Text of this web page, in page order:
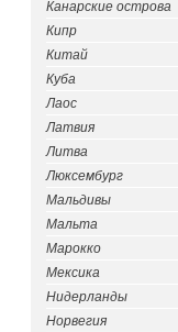
Канарские острова
Кипр
Китай
Куба
Лаос
Латвия
Литва
Люксембург
Мальдивы
Мальта
Марокко
Мексика
Нидерланды
Норвегия